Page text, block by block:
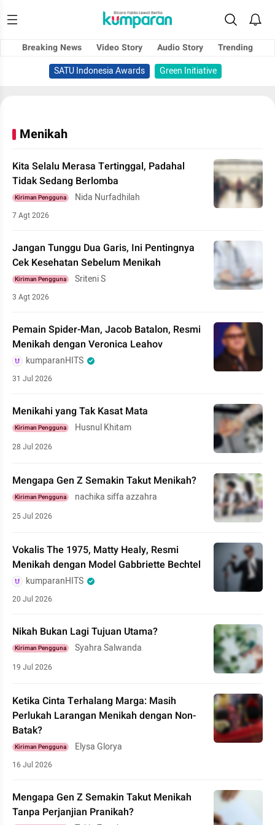
Breaking News Video Story Audio Story
Trending
SATU Indonesia Awards
Green Initiative
Menikah
Kita Selalu Merasa Tertinggal, Padahal
Tidak Sedang Berlomba
Kiriman Pengguna Nida Nurfadhilah
7 Agt 2026
Jangan Tunggu Dua Garis, Ini Pentingnya
Cek Kesehatan Sebelum Menikah
Kiriman Pengguna Sriteni S
3 Agt 2026
Pemain Spider-Man, Jacob Batalon, Resmi
Menikah dengan Veronica Leahov
kumparanHITS
31 Jul 2026
Menikahi yang Tak Kasat Mata
Kiriman Pengguna Husnul Khitam
28 Jul 2026
Mengapa Gen Z Semakin Takut Menikah?
Kiriman Pengguna nachika siffa azzahra
25 Jul 2026
Vokalis The 1975, Matty Healy, Resmi
Menikah dengan Model Gabbriette Bechtel
kumparanHITS
20 Jul 2026
Nikah Bukan Lagi Tujuan Utama?
Kiriman Pengguna Syahra Salwanda
19 Jul 2026
Ketika Cinta Terhalang Marga: Masih
Perlukah Larangan Menikah dengan Non-
Batak?
Kiriman Pengguna Elysa Glorya
16 Jul 2026
Mengapa Gen Z Semakin Takut Menikah
Tanpa Perjanjian Pranikah?